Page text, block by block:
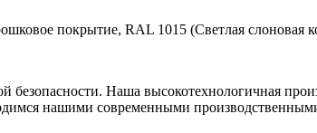
покрытие, RAL 1015 (Светлая слоновая
Наша высокотехнологичная
нашими современными